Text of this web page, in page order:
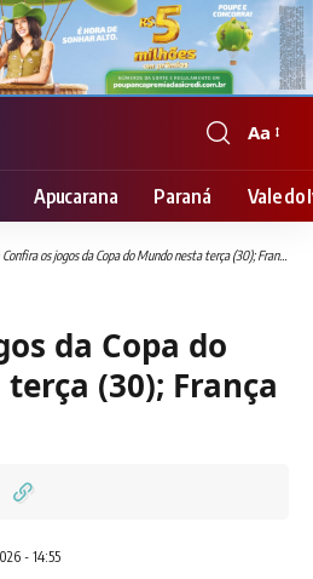
Font
Resizer
Aa
Apucarana Paraná Vale do
Confira os jogos da Copa do Mundo nesta terça (30); França pega Suécia
da Copa do
(30); França
- 14:55